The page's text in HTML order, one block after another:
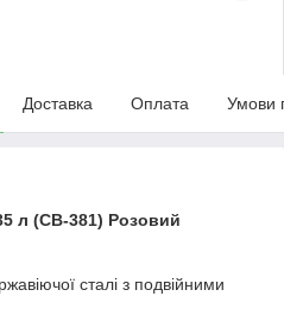
Доставка Оплата Умови
л (CB-381) Розовий
сталі з подвійними